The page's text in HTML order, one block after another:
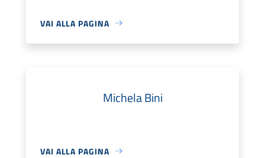
VAI ALLA PAGINA
Michela Bini
VAI ALLA PAGINA